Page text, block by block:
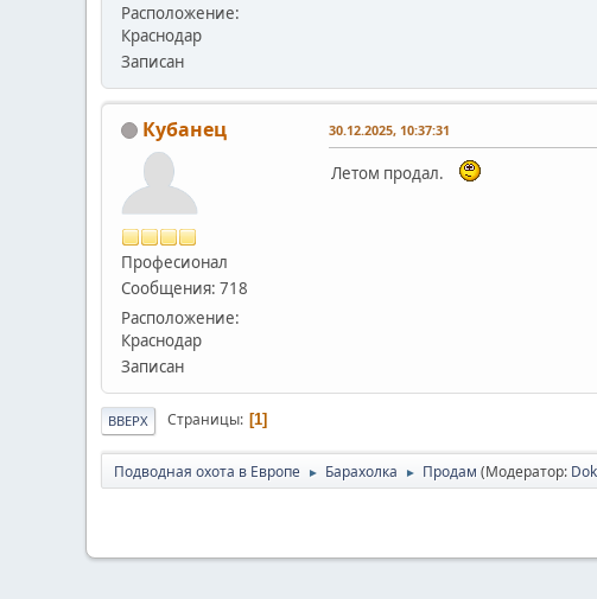
Расположение:
Краснодар
Записан
Кубанец
Професионал
Сообщения: 718
Расположение:
Краснодар
Записан
30.12.2025, 10:37:31
Летом продал.
ВВЕРХ Страницы 1
Подводная охота в Европе ► Барахолка ► Продам (Модератор: Dok